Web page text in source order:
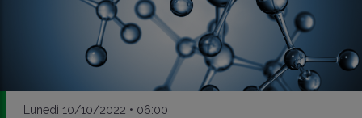
Lunedì 10/10/2022 • 06:00